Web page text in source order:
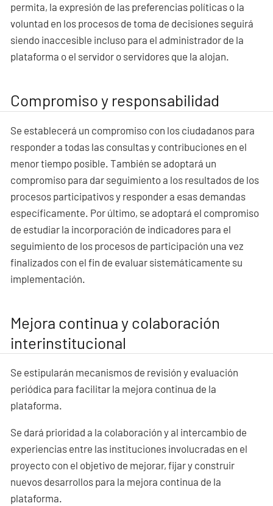
permita, la expresión de las preferencias políticas o la
voluntad en los procesos de toma de decisiones seguirá
siendo inaccesible incluso para el administrador de la
plataforma o el servidor o servidores que la alojan.
Compromiso y responsabilidad
Se establecerá un compromiso con los ciudadanos para
responder a todas las consultas y contribuciones en el
menor tiempo posible. También se adoptará un
compromiso para dar seguimiento a los resultados de los
procesos participativos y responder a esas demandas
específicamente. Por último, se adoptará el compromiso
de estudiar la incorporación de indicadores para el
seguimiento de los procesos de participación una vez
finalizados con el fin de evaluar sistemáticamente su
implementación.
Mejora continua y colaboración
interinstitucional
Se estipularán mecanismos de revisión y evaluación
periódica para facilitar la mejora continua de la
plataforma.
Se dará prioridad a la colaboración y al intercambio de
experiencias entre las instituciones involucradas en el
proyecto con el objetivo de mejorar, fijar y construir
nuevos desarrollos para la mejora continua de la
plataforma.